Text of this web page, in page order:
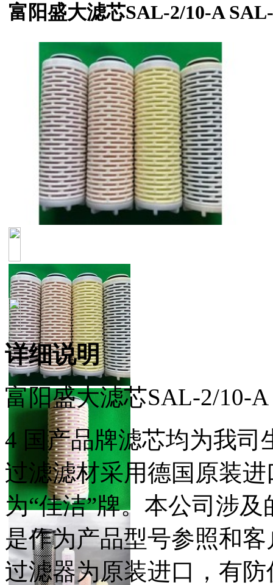
富阳盛大滤芯SAL-2/10-A
详细说明
富阳盛大滤芯SAL-2/10-
4 国产品牌滤芯均为我司
过滤滤材采用德国原装
为“佳洁”牌。本公司涉
是作为产品型号参照和
过滤器为原装进口，有